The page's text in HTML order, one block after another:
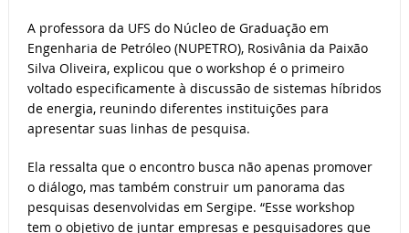
A professora da UFS do Núcleo de Graduação em
Engenharia de Petróleo (NUPETRO), Rosivânia da Paixão
Silva Oliveira, explicou que o workshop é o primeiro
voltado especificamente à discussão de sistemas híbridos
de energia, reunindo diferentes instituições para
apresentar suas linhas de pesquisa.
Ela ressalta que o encontro busca não apenas promover
o diálogo, mas também construir um panorama das
pesquisas desenvolvidas em Sergipe. “Esse workshop
tem o objetivo de juntar empresas e pesquisadores que